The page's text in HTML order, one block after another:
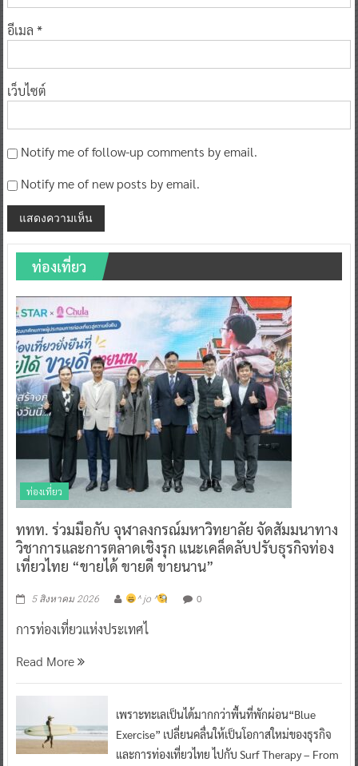
อีเมล *
เว็บไซต์
Notify me of follow-up comments by email.
Notify me of new posts by email.
ท่องเที่ยว
ท่องเที่ยว
ททท. ร่วมมือกับ จุฬาลงกรณ์มหาวิทยาลัย จัดสัมมนาทาง
วิชาการและการตลาดเชิงรุก แนะเคล็ดลับปรับธุรกิจท่อง
เที่ยวไทย “ขายได้ ขายดี ขายนาน”
5 สิงหาคม 2026 ^ jo ^ 0
การท่องเที่ยวแห่งประเทศไ
Read More
เพราะทะเลเป็นได้มากกว่าพื้นที่พักผ่อน“Blue
Exercise” เปลี่ยนคลื่นให้เป็นโอกาสใหม่ของธุรกิจ
และการท่องเที่ยวไทย ไปกับ Surf Therapy – From